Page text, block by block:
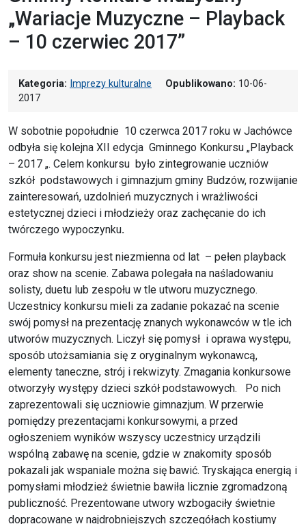
„Wariacje Muzyczne – Playback
– 10 czerwiec 2017”
Kategoria: Imprezy kulturalne Opublikowano: 10-06-
2017
W sobotnie popołudnie 10 czerwca 2017 roku w Jachówce
odbyła się kolejna XII edycja Gminnego Konkursu „Playback
– 2017 „. Celem konkursu było zintegrowanie uczniów
szkół podstawowych i gimnazjum gminy Budzów, rozwijanie
zainteresowań, uzdolnień muzycznych i wrażliwości
estetycznej dzieci i młodzieży oraz zachęcanie do ich
twórczego wypoczynku.
Formuła konkursu jest niezmienna od lat – pełen playback
oraz show na scenie. Zabawa polegała na naśladowaniu
solisty, duetu lub zespołu w tle utworu muzycznego.
Uczestnicy konkursu mieli za zadanie pokazać na scenie
swój pomysł na prezentację znanych wykonawców w tle ich
utworów muzycznych. Liczył się pomysł i oprawa występu,
sposób utożsamiania się z oryginalnym wykonawcą,
elementy taneczne, strój i rekwizyty. Zmagania konkursowe
otworzyły występy dzieci szkół podstawowych. Po nich
zaprezentowali się uczniowie gimnazjum. W przerwie
pomiędzy prezentacjami konkursowymi, a przed
ogłoszeniem wyników wszyscy uczestnicy urządzili
wspólną zabawę na scenie, gdzie w znakomity sposób
pokazali jak wspaniale można się bawić. Tryskająca energią i
pomysłami młodzież świetnie bawiła licznie zgromadzoną
publiczność. Prezentowane utwory wzbogaciły świetnie
dopracowane w najdrobniejszych szczegółach kostiumy